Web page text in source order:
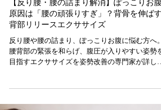
助川 友樹